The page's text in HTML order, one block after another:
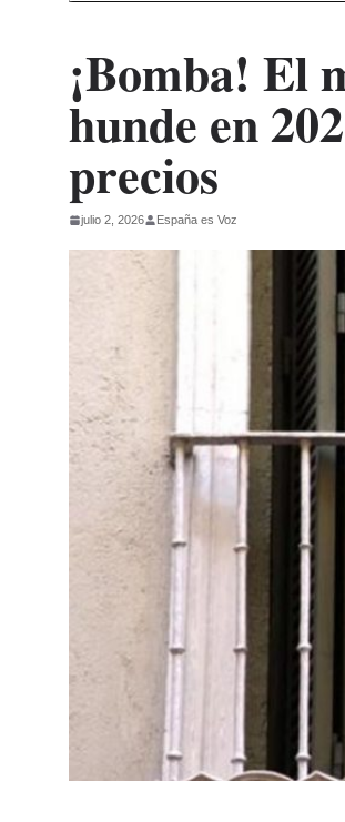
¡Bomba! El
hunde en
precios
julio 2, 2026 España es Voz